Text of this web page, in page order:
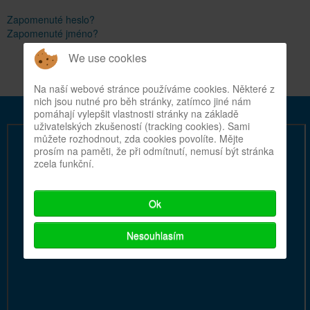
Zapomenuté heslo?
Zapomenuté jméno?
We use cookies
Na naší webové stránce používáme cookies. Některé z
nich jsou nutné pro běh stránky, zatímco jiné nám
pomáhají vylepšit vlastnosti stránky na základě
uživatelských zkušeností (tracking cookies). Sami
můžete rozhodnout, zda cookies povolíte. Mějte
prosím na paměti, že při odmítnutí, nemusí být stránka
zcela funkční.
Ok
Nesouhlasím